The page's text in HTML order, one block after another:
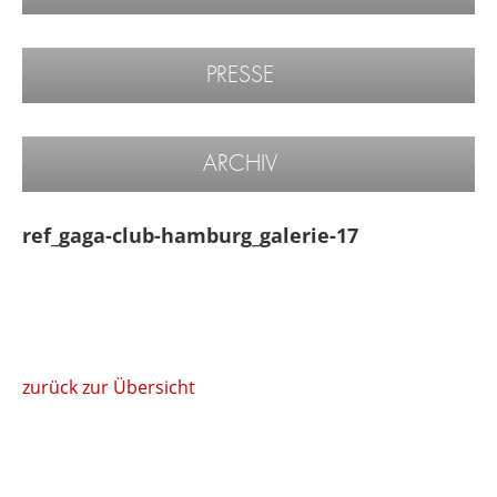
PRESSE
ARCHIV
ref_gaga-club-hamburg_galerie-17
zurück zur Übersicht